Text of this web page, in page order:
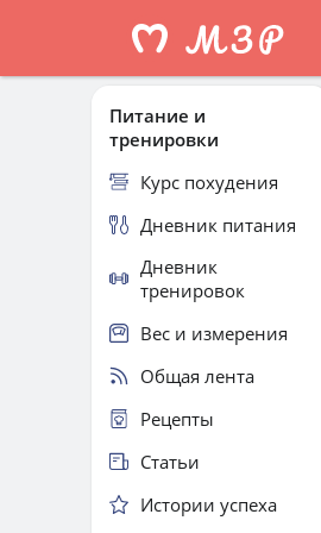
Питание и
тренировки
Курс похудения
Дневник питания
Дневник
тренировок
Вес и измерения
Общая лента
Рецепты
Статьи
Истории успеха